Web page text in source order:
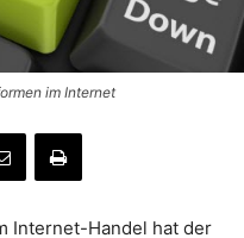
im Internet
Internet-Handel hat der